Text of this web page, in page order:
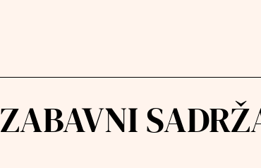
ZABAVNI